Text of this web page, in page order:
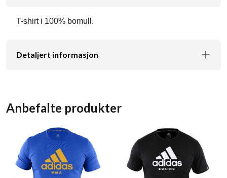
T-shirt i 100% bomull.
Detaljert informasjon
Anbefalte produkter